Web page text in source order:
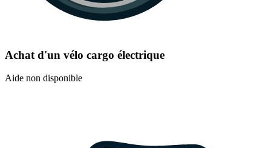
Achat d'un vélo cargo électrique
Aide non disponible